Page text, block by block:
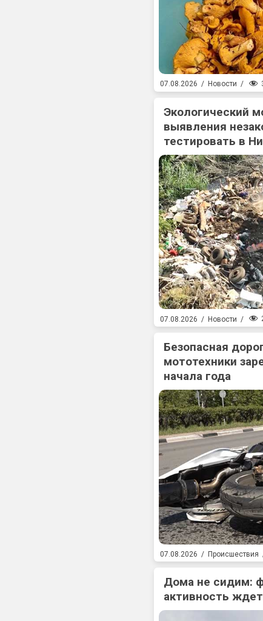
07.08.2026 / Новости /
Экологический
выявления
тестировать в
07.08.2026 / Новости /
Безопасная
мототехники
начала года
07.08.2026 / Происшествия
Дома не сидим:
активность